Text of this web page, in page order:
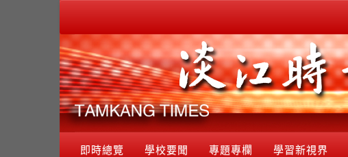
即時總覽 學校要聞 專題專欄 學習新視界